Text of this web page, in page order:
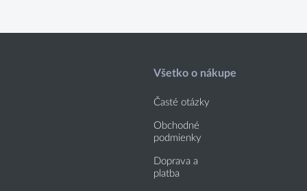
Všetko o nákupe
Časté otázky
Obchodné
podmienky
Doprava a
platba